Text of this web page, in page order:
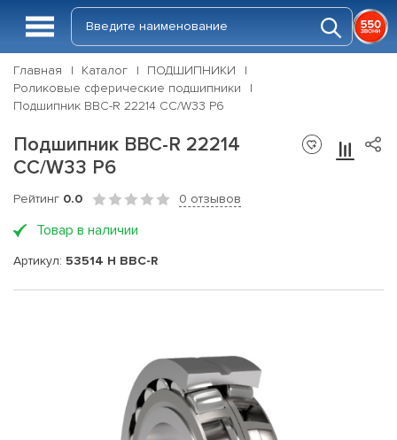
Главная Каталог
ПОДШИПНИКИ
Роликовые сферические подшипники
Подшипник BBC-R 22214 CC/W33 P6
Подшипник BBC-R 22214
CC/W33 P6
Рейтинг 0.0 0 отзывов
Товар в наличии
Артикул: 53514 H BBC-R